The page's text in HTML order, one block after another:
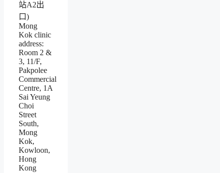
站A2出
口)
Mong
Kok clinic
address:
Room 2 &
3, 11/F,
Pakpolee
Commercial
Centre, 1A
Sai Yeung
Choi
Street
South,
Mong
Kok,
Kowloon,
Hong
Kong